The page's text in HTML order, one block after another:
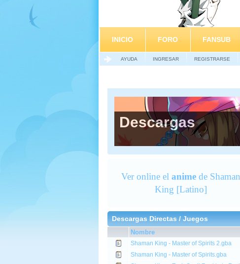
INICIO FORO FANSUB
AYUDA INGRESAR REGISTRARSE
Descargas
Ver online el anime de Shaman
King [Latino]
Descargas Directas / Juegos
Nombre
Shaman King - Master of Spirits 2.gba
Shaman King - Master of Spirits.gba